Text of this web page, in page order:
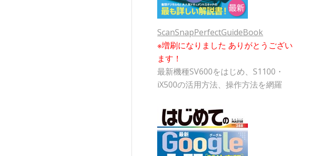
ScanSnapPerfectGuideBook
※増刷になりました ありがとうござい
ます！
最新機種SV600をはじめ、S1100・
iX500の活用方法、操作方法を網羅